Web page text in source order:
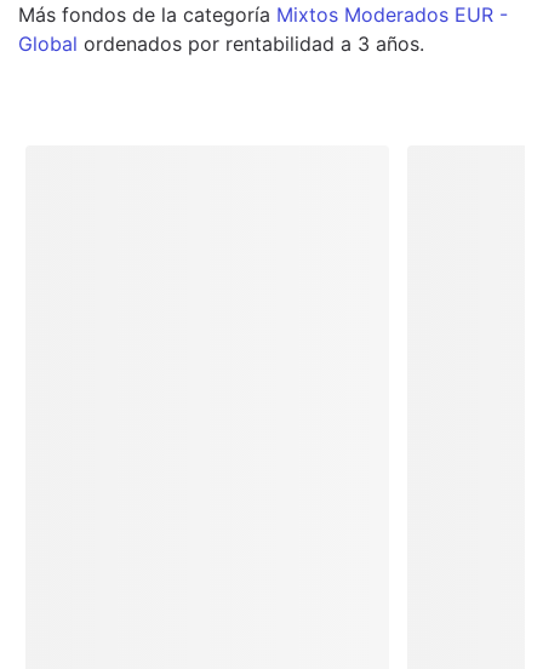
Más fondos de la categoría Mixtos Moderados EUR -
Global ordenados por rentabilidad a 3 años.